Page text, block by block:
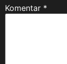
Komentar *